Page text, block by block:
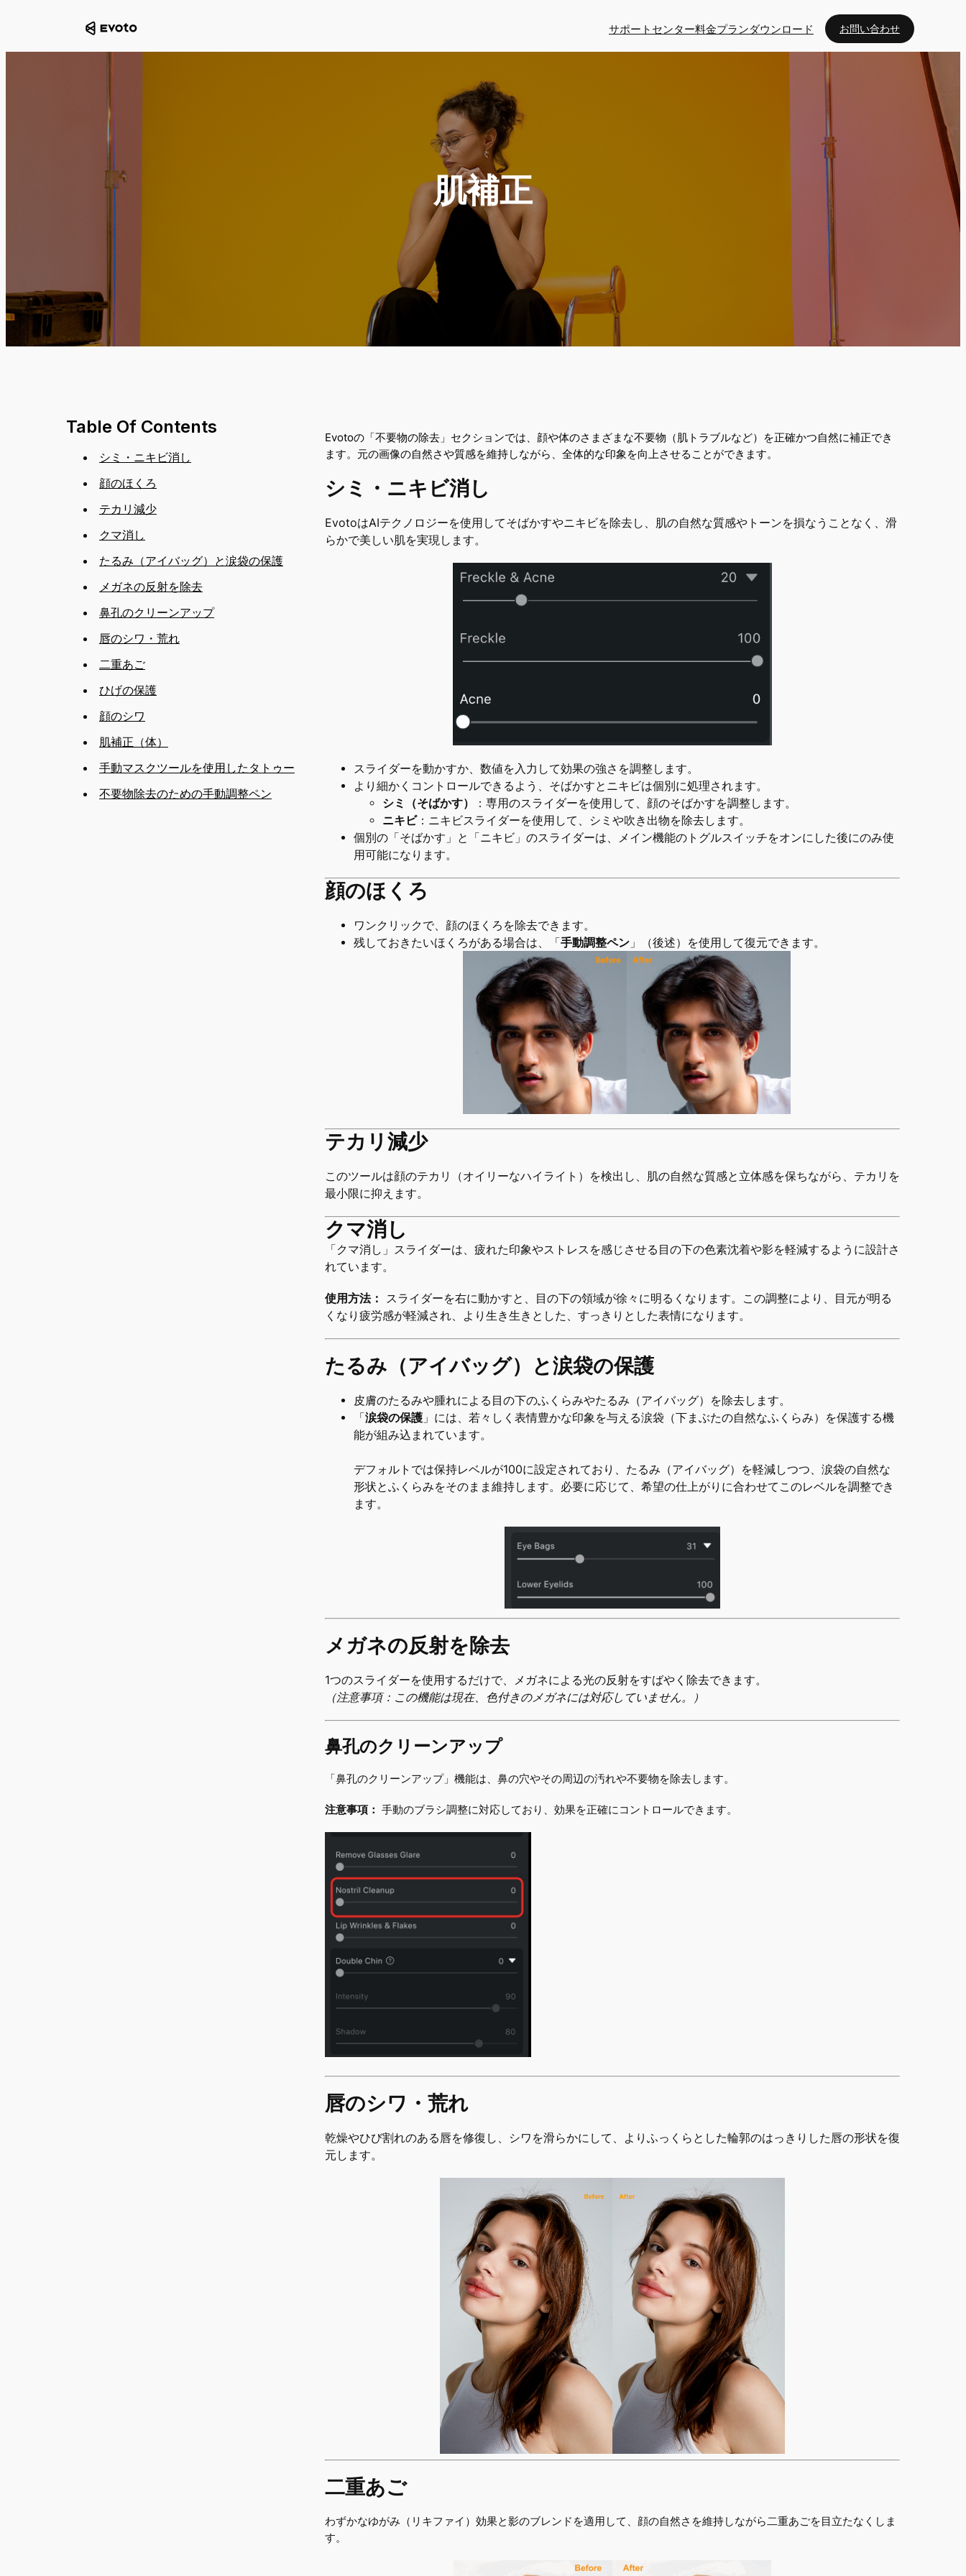
サポートセンター料金プランダウンロード お問い合わせ
肌補正
Table Of Contents
シミ・ニキビ消し
顔のほくろ
テカリ減少
クマ消し
たるみ（アイバッグ）と涙袋の保護
メガネの反射を除去
鼻孔のクリーンアップ
唇のシワ・荒れ
二重あご
ひげの保護
顔のシワ
肌補正（体）
手動マスクツールを使用したタトゥー
不要物除去のための手動調整ペン
Evotoの「不要物の除去」セクションでは、顔や体のさまざまな不要物（肌トラブルなど）を正確かつ自然に補正でき
ます。元の画像の自然さや質感を維持しながら、全体的な印象を向上させることができます。
シミ・ニキビ消し
EvotoはAIテクノロジーを使用してそばかすやニキビを除去し、肌の自然な質感やトーンを損なうことなく、滑
らかで美しい肌を実現します。
スライダーを動かすか、数値を入力して効果の強さを調整します。
より細かくコントロールできるよう、そばかすとニキビは個別に処理されます。
シミ（そばかす）
：専用のスライダーを使用して、顔のそばかすを調整します。
ニキビ：ニキビスライダーを使用して、シミや吹き出物を除去します。
個別の「そばかす」と「ニキビ」のスライダーは、メイン機能のトグルスイッチをオンにした後にのみ使
用可能になります。
顔のほくろ
ワンクリックで、顔のほくろを除去できます。
残しておきたいほくろがある場合は、「手動調整ペン 」（後述）を使用して復元できます。
テカリ減少
このツールは顔のテカリ（オイリーなハイライト）を検出し、肌の自然な質感と立体感を保ちながら、テカリを
最小限に抑えます。
クマ消し
「クマ消し」スライダーは、疲れた印象やストレスを感じさせる目の下の色素沈着や影を軽減するように設計さ
れています。
使用方法：
スライダーを右に動かすと、目の下の領域が徐々に明るくなります。この調整により、目元が明る
くなり疲労感が軽減され、より生き生きとした、すっきりとした表情になります。
たるみ（アイバッグ）と涙袋の保護
皮膚のたるみや腫れによる目の下のふくらみやたるみ（アイバッグ）を除去します。
「涙袋の保護 」には、若々しく表情豊かな印象を与える涙袋（下まぶたの自然なふくらみ）を保護する機
能が組み込まれています。
デフォルトでは保持レベルが100に設定されており、たるみ（アイバッグ）を軽減しつつ、涙袋の自然な
形状とふくらみをそのまま維持します。必要に応じて、希望の仕上がりに合わせてこのレベルを調整でき
ます。
メガネの反射を除去
1つのスライダーを使用するだけで、メガネによる光の反射をすばやく除去できます。
（注意事項：この機能は現在、色付きのメガネには対応していません。）
鼻孔のクリーンアップ
「鼻孔のクリーンアップ」機能は、鼻の穴やその周辺の汚れや不要物を除去します。
注意事項： 手動のブラシ調整に対応しており、効果を正確にコントロールできます。
唇のシワ・荒れ
乾燥やひび割れのある唇を修復し、シワを滑らかにして、よりふっくらとした輪郭のはっきりした唇の形状を復
元します。
二重あご
わずかなゆがみ（リキファイ）効果と影のブレンドを適用して、顔の自然さを維持しながら二重あごを目立たなくしま
す。